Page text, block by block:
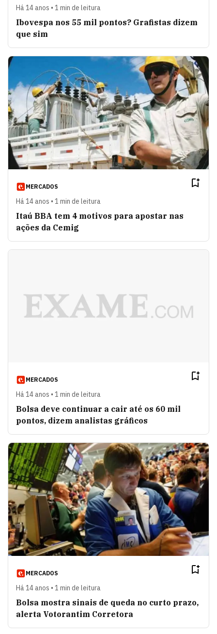
Há 14 anos • 1 min de leitura
Ibovespa nos 55 mil pontos? Grafistas dizem
que sim
MERCADOS
Há 14 anos • 1 min de leitura
Itaú BBA tem 4 motivos para apostar nas
ações da Cemig
MERCADOS
Há 14 anos • 1 min de leitura
Bolsa deve continuar a cair até os 60 mil
pontos, dizem analistas gráficos
MERCADOS
Há 14 anos • 1 min de leitura
Bolsa mostra sinais de queda no curto prazo,
alerta Votorantim Corretora